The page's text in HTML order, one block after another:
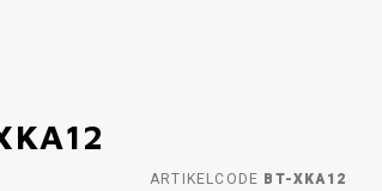
ARTIKELCODE BT-XKA12